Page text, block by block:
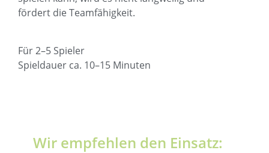
fördert die Teamfähigkeit.
Für 2–5 Spieler
Spieldauer ca. 10–15 Minuten
Wir empfehlen den Einsatz: